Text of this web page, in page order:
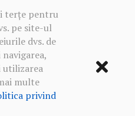
terțe pentru
pe site-ul
dvs. de
utilizarea
multe
privind